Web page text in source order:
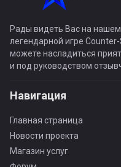
Рады видеть Вас на
легендарной игре
можете насладиться
и под руководством
Навигация
Главная страница
Новости проекта
Магазин услуг